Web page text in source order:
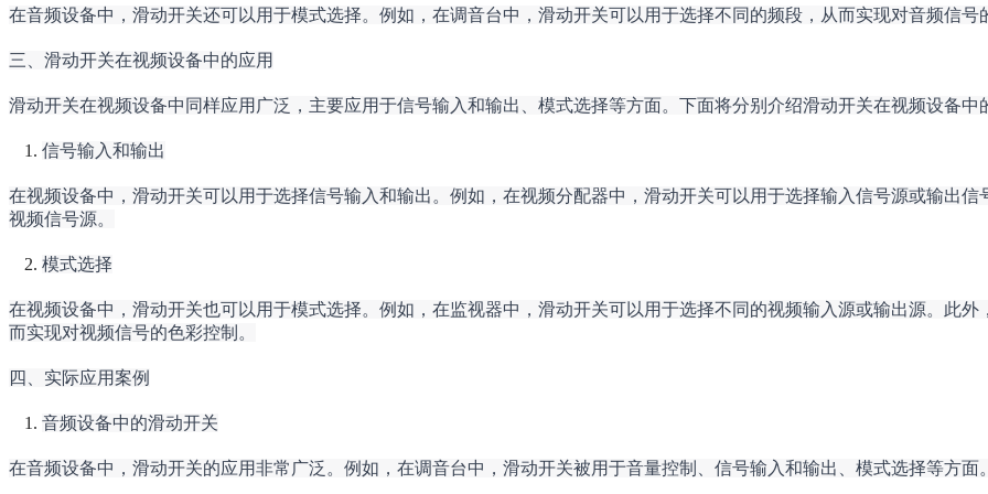
在音频设备中，滑动开关还可以用于模式选择。例如，在调音台中，滑动开关可以用于选择不同的频段，从而实现对音频信号
三、滑动开关在视频设备中的应用
滑动开关在视频设备中同样应用广泛，主要应用于信号输入和输出、模式选择等方面。下面将分别介绍滑动开关在视频设备中
信号输入和输出
在视频设备中，滑动开关可以用于选择信号输入和输出。例如，在视频分配器中，滑动开关可以用于选择输入信号源或输出
视频信号源。
模式选择
在视频设备中，滑动开关也可以用于模式选择。例如，在监视器中，滑动开关可以用于选择不同的视频输入源或输出源。此
而实现对视频信号的色彩控制。
四、实际应用案例
音频设备中的滑动开关
在音频设备中，滑动开关的应用非常广泛。例如，在调音台中，滑动开关被用于音量控制、信号输入和输出、模式选择等方